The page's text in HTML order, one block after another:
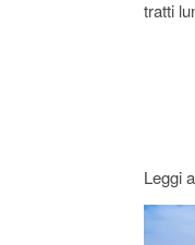
tratti
Leggi